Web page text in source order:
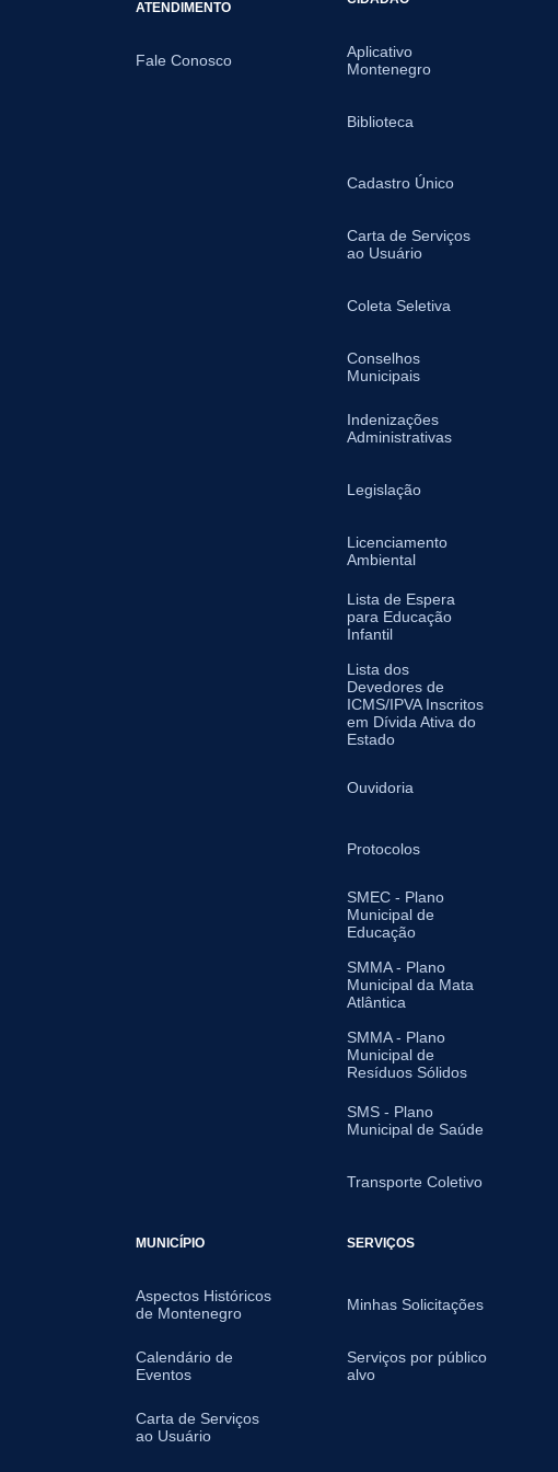
ATENDIMENTO
Fale Conosco
Aplicativo
Montenegro
Biblioteca
Cadastro Único
Carta de Serviços
ao Usuário
Coleta Seletiva
Conselhos
Municipais
Indenizações
Administrativas
Legislação
Licenciamento
Ambiental
Lista de Espera
para Educação
Infantil
Lista dos
Devedores de
ICMS/IPVA Inscritos
em Dívida Ativa do
Estado
Ouvidoria
Protocolos
SMEC - Plano
Municipal de
Educação
SMMA - Plano
Municipal da Mata
Atlântica
SMMA - Plano
Municipal de
Resíduos Sólidos
SMS - Plano
Municipal de Saúde
Transporte Coletivo
MUNICÍPIO
Aspectos Históricos
de Montenegro
Calendário de
Eventos
Carta de Serviços
ao Usuário
SERVIÇOS
Minhas Solicitações
Serviços por público
alvo